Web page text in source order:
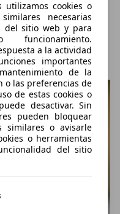
utilizamos cookies o
necesarias
del sitio web y para
a la actividad
importantes
de la
o las preferencias de
de estas cookies o
desactivar. Sin
pueden bloquear
similares o avisarle
o herramientas
del sitio
de hasta460
le permite
% en